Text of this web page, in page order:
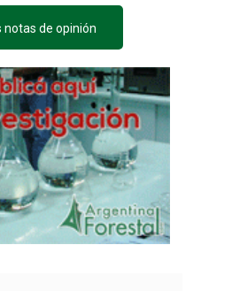
notas de opinión